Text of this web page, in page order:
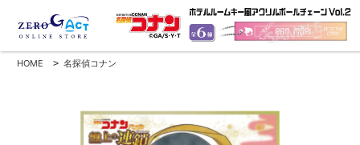
HOME > 名探偵コナン